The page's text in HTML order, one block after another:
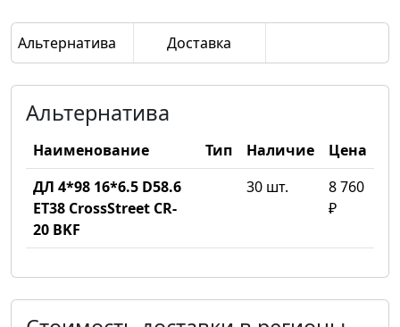
Альтернатива Доставка
Альтернатива
Наименование Тип Наличие
Цена
ДЛ 4*98 16*6.5 D58.6
ET38 CrossStreet CR-
20 BKF
30 шт.
8 760
₽